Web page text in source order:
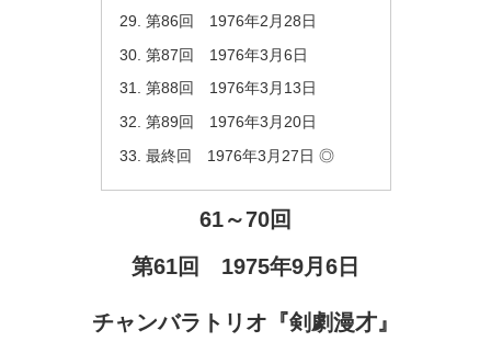
第86回 1976年2月28日
第87回 1976年3月6日
第88回 1976年3月13日
第89回 1976年3月20日
最終回 1976年3月27日 ◎
61～70回
第61回 1975年9月6日
チャンバラトリオ『剣劇漫才』